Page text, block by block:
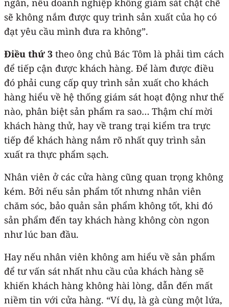
sẽ không nắm được quy trình sản xuất của họ có
đạt yêu cầu mình đưa ra không”.
Điều thứ 3 theo ông chủ Bác Tôm là phải tìm cách
để tiếp cận được khách hàng. Để làm được điều
đó phải cung cấp quy trình sản xuất cho khách
hàng hiểu về hệ thống giám sát hoạt động như thế
nào, phân biệt sản phẩm ra sao… Thậm chí mời
khách hàng thử, hay về trang trại kiểm tra trực
tiếp để khách hàng nắm rõ nhất quy trình sản
xuất ra thực phẩm sạch.
Nhân viên ở các cửa hàng cũng quan trọng không
kém. Bởi nếu sản phẩm tốt nhưng nhân viên
chăm sóc, bảo quản sản phẩm không tốt, khi đó
sản phẩm đến tay khách hàng không còn ngon
như lúc ban đầu.
Hay nếu nhân viên không am hiểu về sản phẩm
để tư vấn sát nhất nhu cầu của khách hàng sẽ
khiến khách hàng không hài lòng, dẫn đến mất
niềm tin với cửa hàng. “Ví dụ, là gà cùng một lứa,